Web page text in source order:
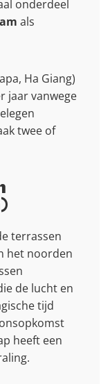
onderdeel
als
Ha Giang)
jaar vanwege
twee of
terrassen
het noorden
de lucht en
tijd
heeft een